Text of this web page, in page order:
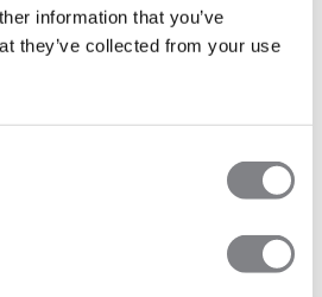
information that you’ve
they’ve collected from your use